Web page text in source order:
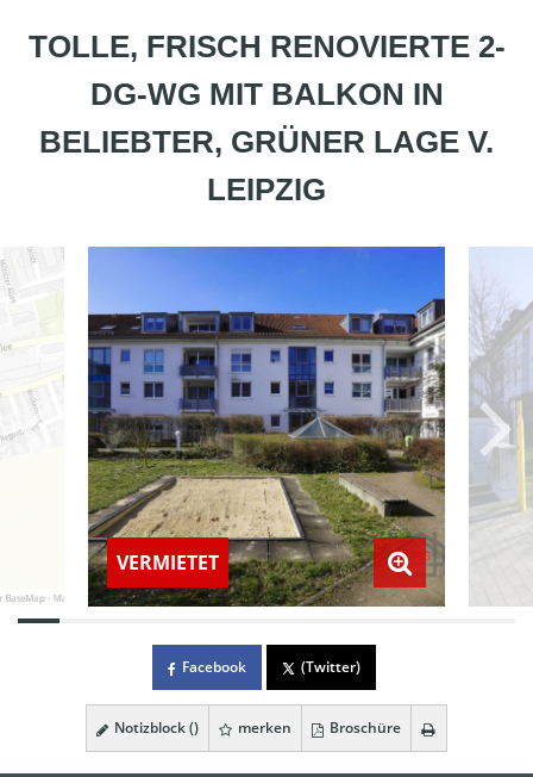
TOLLE, FRISCH RENOVIERTE 2-
DG-WG MIT BALKON IN
BELIEBTER, GRÜNER LAGE V.
LEIPZIG
VERMIETET
Facebook (Twitter)
Notizblock () merken Broschüre